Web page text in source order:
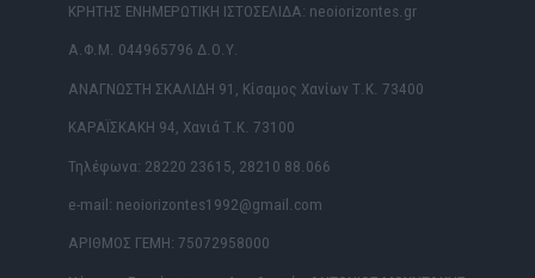
ΚΡΗΤΗΣ ΕΝΗΜΕΡΩΤΙΚΗ ΙΣΤΟΣΕΛΙΔΑ: neoiorizontes.gr
Α.Φ.Μ. 044965796 Δ.Ο.Υ.
ΑΝΑΓΝΩΣΤΗ ΣΚΑΛΙΔΗ 91, Κίσαμος Χανίων Τ.Κ. 73400
ΚΑΡΑΪΣΚΑΚΗ 94, Χανιά Τ.Κ. 73100
Τηλέφωνα: 28220 23615, 28210 88.066
e-mail: neoiorizontes1992@gmail.com
ΑΡΙΘΜΟΣ ΓΕΜΗ: 75072958000